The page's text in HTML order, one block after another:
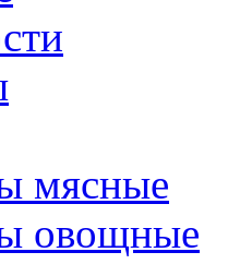
мясные
овощные